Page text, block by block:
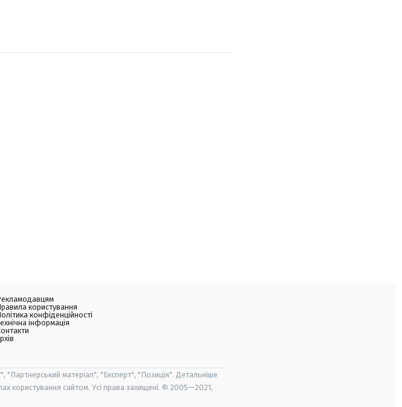
користування
конфіденційності
інформація
"Партнерський матеріал", "Експерт", "Позиція". Детальніше
користування сайтом. Усі права захищені. © 2005—2021,